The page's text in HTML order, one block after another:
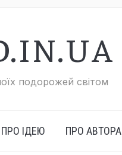
подорожей світом
ПРО ІДЕЮ ПРО АВТОРА